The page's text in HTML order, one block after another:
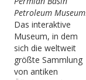
Petroleum Museum
Das interaktive
Museum, in dem
sich die weltweit
größte Sammlung
von antiken